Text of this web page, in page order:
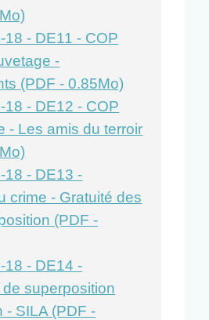
18 - DE11 - COP
-
(PDF - 0.85Mo)
18 - DE12 - COP
- Les amis du terroir
18 - DE13 -
crime - Gratuité des
(PDF -
18 - DE14 -
superposition
- SILA (PDF -